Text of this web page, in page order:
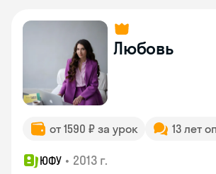
Любовь
от 1590 ₽ за урок 13 лет
ЮФУ • 2013 г.